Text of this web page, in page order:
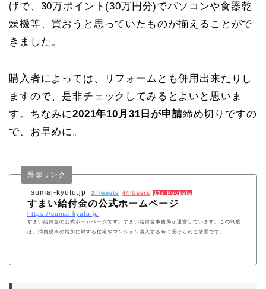
げで、30万ポイント(30万円分)でパソコンや食器乾
燥機等、買おうと思っていたものが揃えることがで
きました。
購入者によっては、リフォームとも併用出来たりし
ますので、是非チェックしてみるとよいと思いま
す。ちなみに2021年10月31日が申請締め切りですの
で、お早めに。
sumai-kyufu.jp
外部リンク
2 Tweets 44 Users 137 Pockets
すまい給付金の公式ホームページ
https://sumai-kyufu.jp
すまい給付金の公式ホームページです。すまい給付金事務局が運営しています。この制度
は、消費税率の増加に対する住宅やマンション購入する時に受けられる措置です。